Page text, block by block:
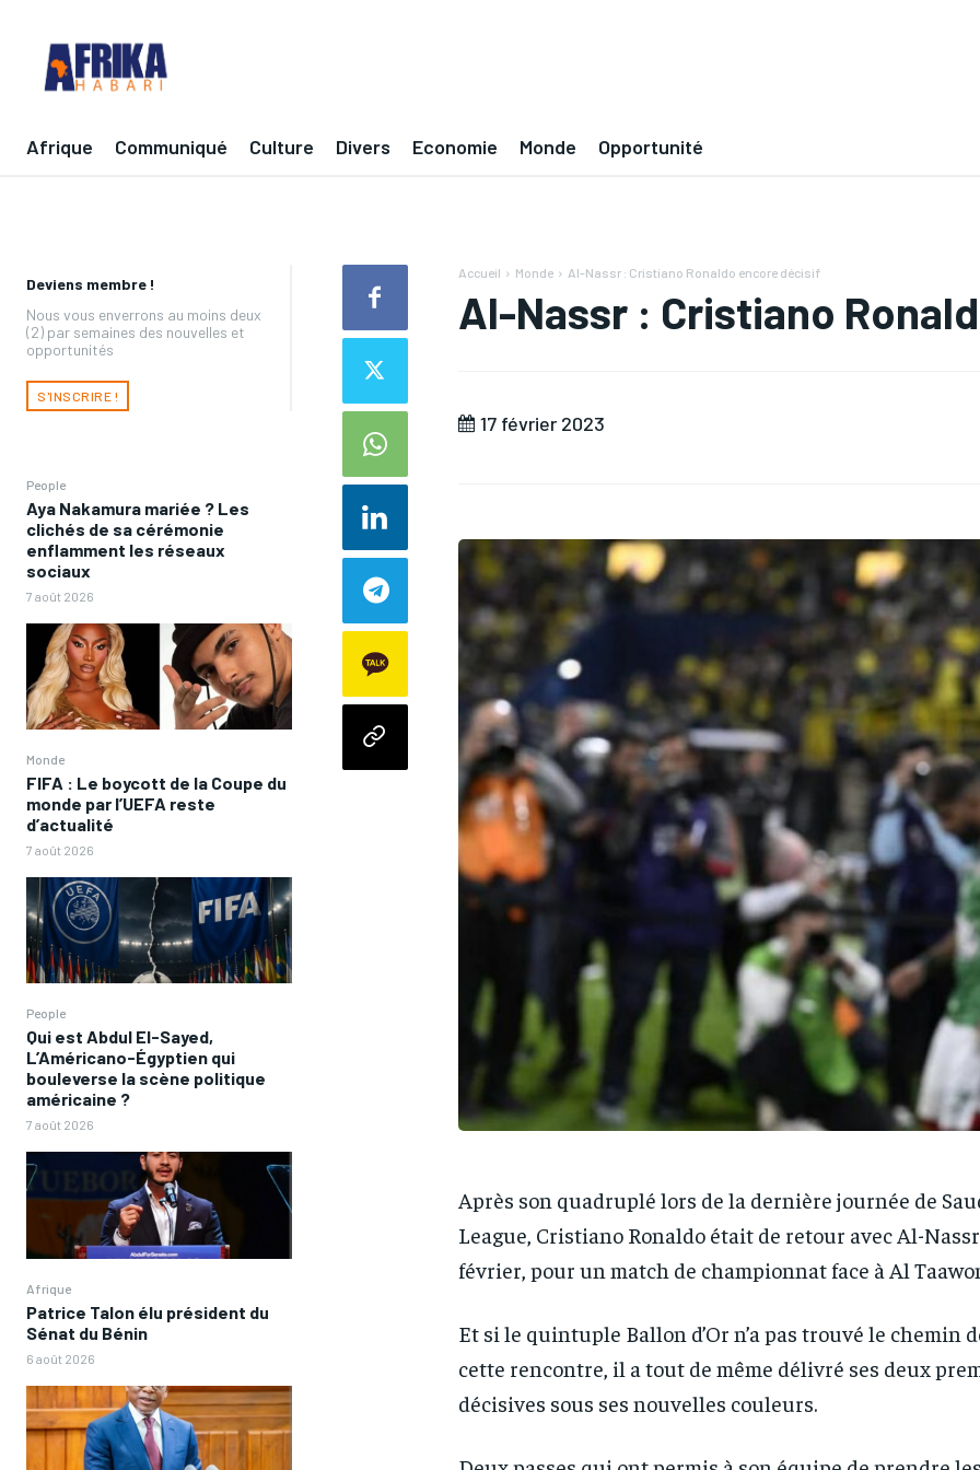
RECOMMENDED
RECOMMENDED
Afrique Communiqué Culture Divers Economie Monde Opportunité
Deviens membre !
Nous vous enverrons au moins deux
(2) par semaines des nouvelles et
opportunités
S'INSCRIRE !
People
Aya Nakamura mariée ? Les
clichés de sa cérémonie
enflamment les réseaux
sociaux
7 août 2026
Monde
FIFA : Le boycott de la Coupe du
monde par l’UEFA reste
d’actualité
7 août 2026
People
Qui est Abdul El-Sayed,
L’Américano-Égyptien qui
bouleverse la scène politique
américaine ?
7 août 2026
Afrique
Patrice Talon élu président du
Sénat du Bénin
6 août 2026
Accueil Monde Al-Nassr : Cristiano Ronaldo encore décisif
Al-Nassr : Cristiano
17 février 2023
Après son quadruplé lors de la dernière journée de
League, Cristiano Ronaldo était de retour avec Al-
février, pour un match de championnat face à Al
Et si le quintuple Ballon d’Or n’a pas trouvé le chemin
cette rencontre, il a tout de même délivré ses deux
décisives sous ses nouvelles couleurs.